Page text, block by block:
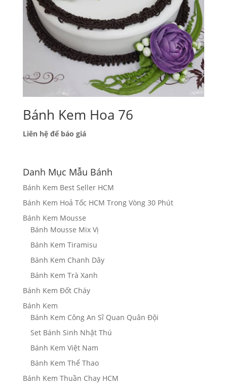
Bánh Kem Hoa 76
Liên hệ để báo giá
Danh Mục Mẫu Bánh
Bánh Kem Best Seller HCM
Bánh Kem Hoả Tốc HCM Trong Vòng 30 Phút
Bánh Kem Mousse
Bánh Mousse Mix Vị
Bánh Kem Tiramisu
Bánh Kem Chanh Dây
Bánh Kem Trà Xanh
Bánh Kem Đốt Cháy
Bánh Kem
Bánh Kem Công An Sĩ Quan Quân Đội
Set Bánh Sinh Nhật Thú
Bánh Kem Việt Nam
Bánh Kem Thể Thao
Bánh Kem Thuần Chay HCM